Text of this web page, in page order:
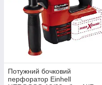
Потужний бочковий
перфоратор Einhell